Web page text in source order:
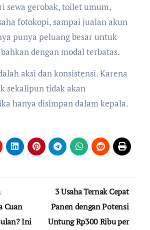
sewa gerobak, toilet umum,
fotokopi, sampai jualan akun
punya peluang besar untuk
dengan modal terbatas.
aksi dan konsistensi. Karena
sekalipun tidak akan
hanya disimpan dalam kepala.
Cuan
Ini
3 Usaha Ternak Cepat
Panen dengan Potensi
Untung Rp300 Ribu per